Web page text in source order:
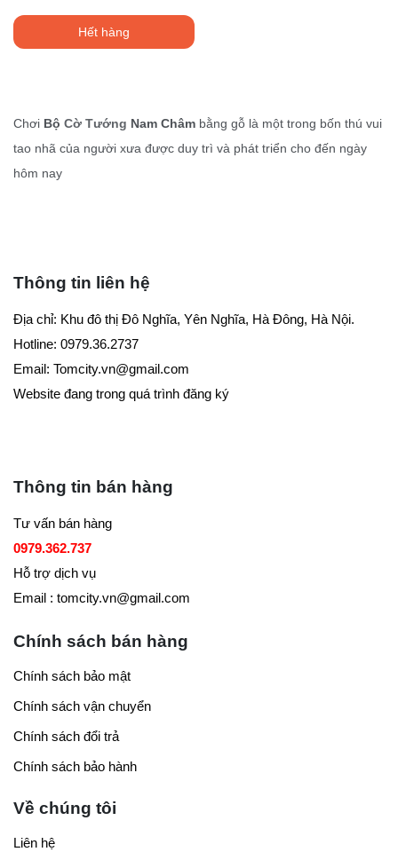
Hết hàng
Chơi Bộ Cờ Tướng Nam Châm bằng gỗ là một trong bốn thú vui
tao nhã của người xưa được duy trì và phát triển cho đến ngày
hôm nay
Thông tin liên hệ
Địa chỉ: Khu đô thị Đô Nghĩa, Yên Nghĩa, Hà Đông, Hà Nội.
Hotline: 0979.36.2737
Email: Tomcity.vn@gmail.com
Website đang trong quá trình đăng ký
Thông tin bán hàng
Tư vấn bán hàng
0979.362.737
Hỗ trợ dịch vụ
Email : tomcity.vn@gmail.com
Chính sách bán hàng
Chính sách bảo mật
Chính sách vận chuyển
Chính sách đổi trả
Chính sách bảo hành
Về chúng tôi
Liên hệ